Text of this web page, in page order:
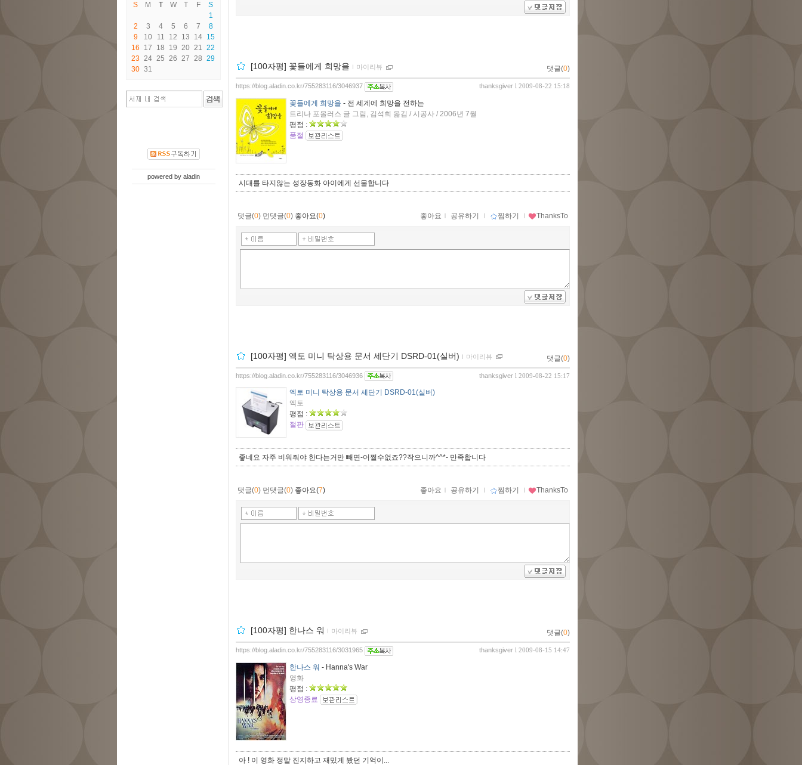
S
M T W T F
S
1
2
3 4 5 6 7
8
9
10 11 12 13 14 15
16
17 18 19 20 21 22
23 24 25 26 27 28 29
30 31
powered by aladin
[100자평] 꽃들에게 희망을 ｌ 마이리뷰 댓글(0)
thanksgiver l 2009-08-22 15:18
https://blog.aladin.co.kr/755283116/3046937
꽃들에게 희망을 - 전 세계에 희망을 전하는
트리나 포올러스 글 그림, 김석희 옮김 / 시공사 / 2006년 7월
평점 :
품절
시대를 타지않는 성장동화 아이에게 선물합니다
댓글(0) 먼댓글(0) 좋아요(0) 좋아요 ｌ 공유하기 ｌ 찜하기 ｌ ThanksTo
[100자평] 엑토 미니 탁상용 문서 세단기 DSRD-01(실버) ｌ 마이리뷰 댓글(0)
thanksgiver l 2009-08-22 15:17
https://blog.aladin.co.kr/755283116/3046936
엑토 미니 탁상용 문서 세단기 DSRD-01(실버)
엑토
평점 :
절판
좋네요 자주 비워줘야 한다는거만 빼면-어쩔수없죠??작으니까^^*- 만족합니다
댓글(0) 먼댓글(0) 좋아요(7) 좋아요 ｌ 공유하기 ｌ 찜하기 ｌ ThanksTo
[100자평] 한나스 워 ｌ 마이리뷰 댓글(0)
thanksgiver l 2009-08-15 14:47
https://blog.aladin.co.kr/755283116/3031965
한나스 워 - Hanna's War
영화
평점 :
상영종료
아 ! 이 영화 정말 진지하고 재밌게 봤던 기억이...